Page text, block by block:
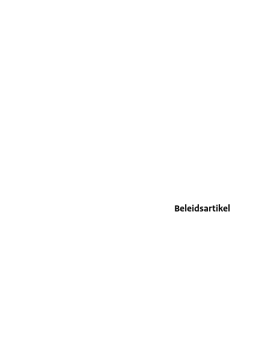
Beleidsartikel